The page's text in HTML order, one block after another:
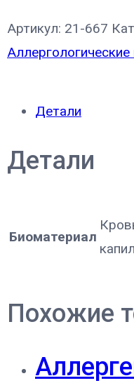
Артикул: 21-667
Детали
Детали
Биоматериал
Похожие